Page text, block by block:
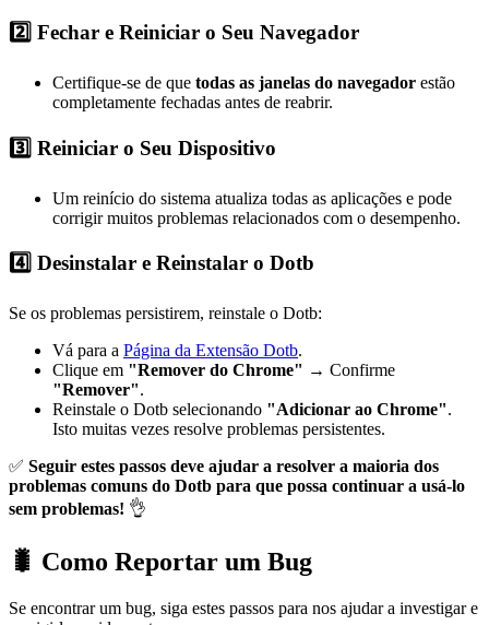
2️⃣ Fechar e Reiniciar o Seu Navegador
Certifique-se de que todas as janelas do navegador estão
completamente fechadas antes de reabrir.
3️⃣ Reiniciar o Seu Dispositivo
Um reinício do sistema atualiza todas as aplicações e pode
corrigir muitos problemas relacionados com o desempenho.
4️⃣ Desinstalar e Reinstalar o Dotb
Se os problemas persistirem, reinstale o Dotb:
Vá para a Página da Extensão Dotb.
Clique em "Remover do Chrome" → Confirme
"Remover".
Reinstale o Dotb selecionando "Adicionar ao Chrome".
Isto muitas vezes resolve problemas persistentes.
✅ Seguir estes passos deve ajudar a resolver a maioria dos
problemas comuns do Dotb para que possa continuar a usá-lo
sem problemas! 👌
🐛 Como Reportar um Bug
Se encontrar um bug, siga estes passos para nos ajudar a investigar e